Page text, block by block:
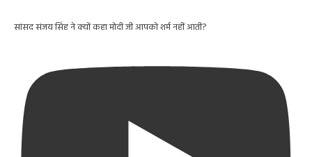
सांसद संजय सिंह ने क्यों कहा मोदी जी आपको शर्म नहीं आती?